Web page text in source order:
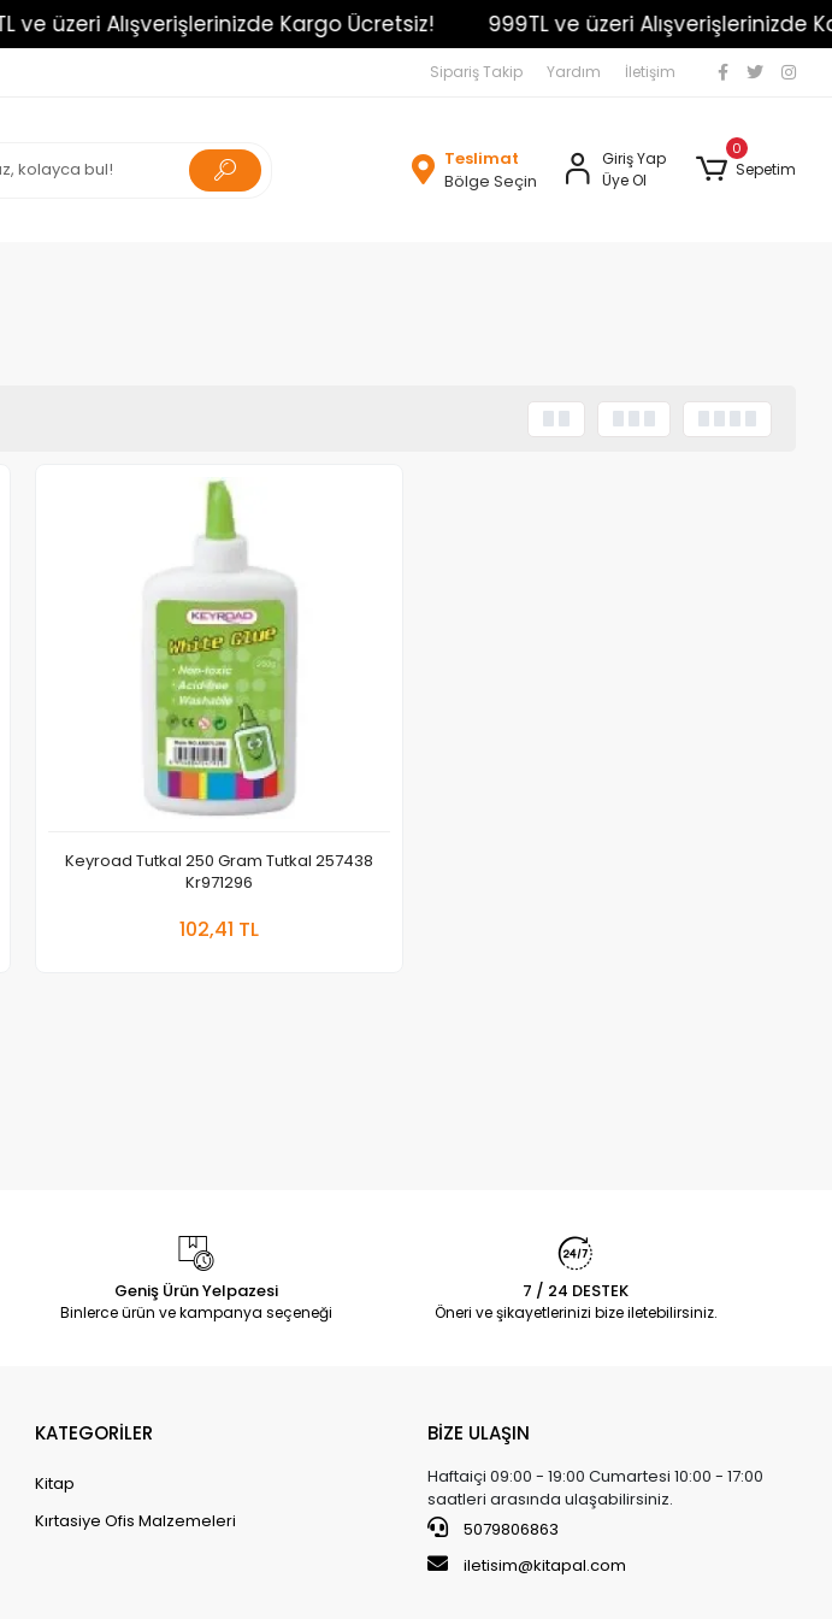
ve üzeri Alışverişlerinizde Kargo Ücretsiz! 999TL ve üzeri Alışverişlerinizde
Sipariş Takip Yardım İletişim
Teslimat
Bölge Seçin
Giriş Yap
Üye Ol
0
Sepetim
Keyroad Tutkal 250 Gram Tutkal 257438
Kr971296
102,41 TL
Geniş Ürün Yelpazesi
Binlerce ürün ve kampanya seçeneği
7 / 24 DESTEK
Öneri ve şikayetlerinizi bize iletebilirsiniz.
KATEGORİLER
Kitap
Kırtasiye Ofis Malzemeleri
BİZE ULAŞIN
Haftaiçi 09:00 - 19:00 Cumartesi 10:00 - 17:00
saatleri arasında ulaşabilirsiniz.
5079806863
iletisim@kitapal.com